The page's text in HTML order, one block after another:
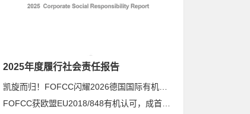
2025年度履行社会责任报告